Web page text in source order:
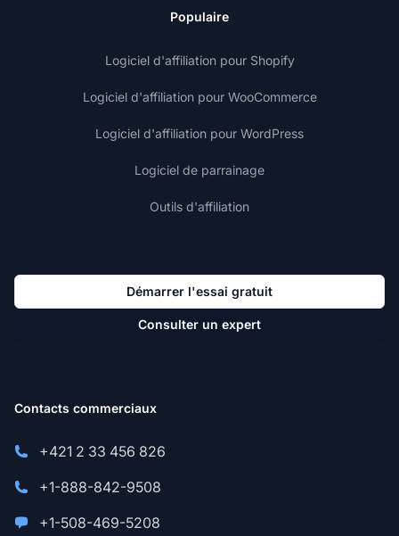
Populaire
Logiciel d'affiliation pour Shopify
Logiciel d'affiliation pour WooCommerce
Logiciel d'affiliation pour WordPress
Logiciel de parrainage
Outils d'affiliation
Démarrer l'essai gratuit
Consulter un expert
Contacts commerciaux
+421 2 33 456 826
+1-888-842-9508
+1-508-469-5208